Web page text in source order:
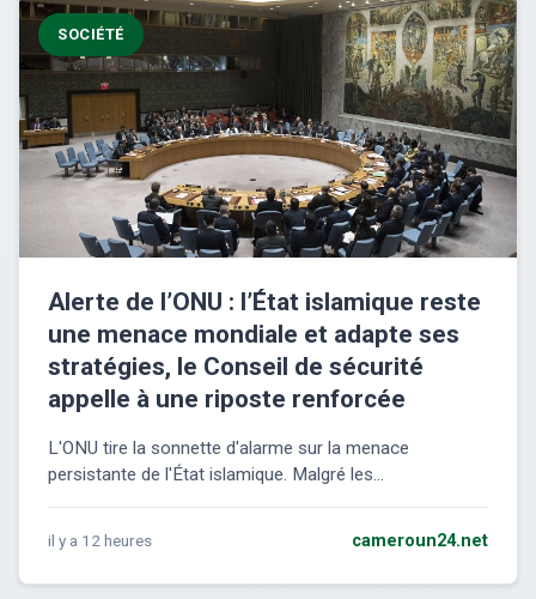
SOCIÉTÉ
Alerte de l’ONU : l’État islamique reste
une menace mondiale et adapte ses
stratégies, le Conseil de sécurité
appelle à une riposte renforcée
L'ONU tire la sonnette d'alarme sur la menace
persistante de l'État islamique. Malgré les...
il y a 12 heures cameroun24.net